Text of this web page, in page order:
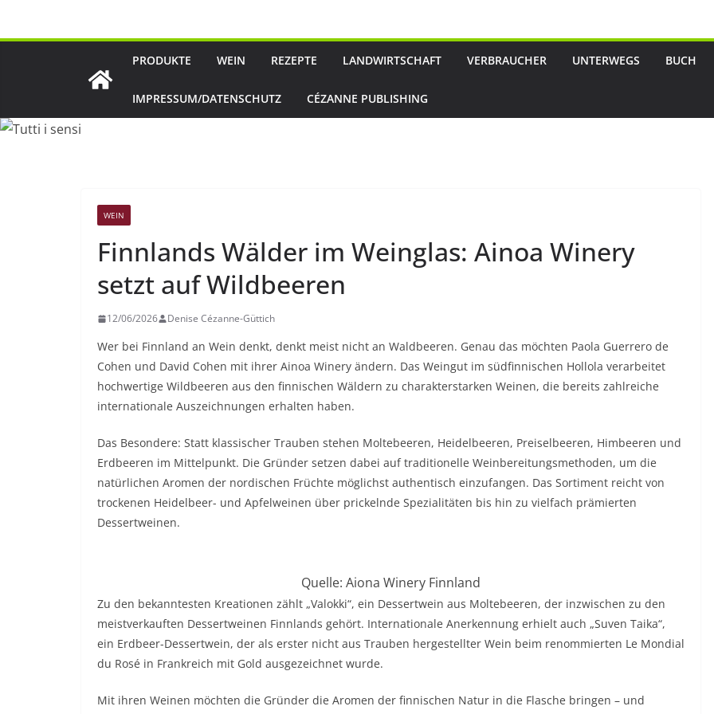
PRODUKTE WEIN REZEPTE LANDWIRTSCHAFT VERBRAUCHER UNTERWEGS BUCH
IMPRESSUM/DATENSCHUTZ CÉZANNE PUBLISHING
WEIN
Finnlands Wälder im Weinglas: Ainoa Winery
setzt auf Wildbeeren
12/06/2026 Denise Cézanne-Güttich
Wer bei Finnland an Wein denkt, denkt meist nicht an Waldbeeren. Genau das möchten Paola Guerrero de
Cohen und David Cohen mit ihrer Ainoa Winery ändern. Das Weingut im südfinnischen Hollola verarbeitet
hochwertige Wildbeeren aus den finnischen Wäldern zu charakterstarken Weinen, die bereits zahlreiche
internationale Auszeichnungen erhalten haben.
Das Besondere: Statt klassischer Trauben stehen Moltebeeren, Heidelbeeren, Preiselbeeren, Himbeeren und
Erdbeeren im Mittelpunkt. Die Gründer setzen dabei auf traditionelle Weinbereitungsmethoden, um die
natürlichen Aromen der nordischen Früchte möglichst authentisch einzufangen. Das Sortiment reicht von
trockenen Heidelbeer- und Apfelweinen über prickelnde Spezialitäten bis hin zu vielfach prämierten
Dessertweinen.
Quelle: Aiona Winery Finnland
Zu den bekanntesten Kreationen zählt „Valokki“, ein Dessertwein aus Moltebeeren, der inzwischen zu den
meistverkauften Dessertweinen Finnlands gehört. Internationale Anerkennung erhielt auch „Suven Taika“,
ein Erdbeer-Dessertwein, der als erster nicht aus Trauben hergestellter Wein beim renommierten Le Mondial
du Rosé in Frankreich mit Gold ausgezeichnet wurde.
Mit ihren Weinen möchten die Gründer die Aromen der finnischen Natur in die Flasche bringen – und